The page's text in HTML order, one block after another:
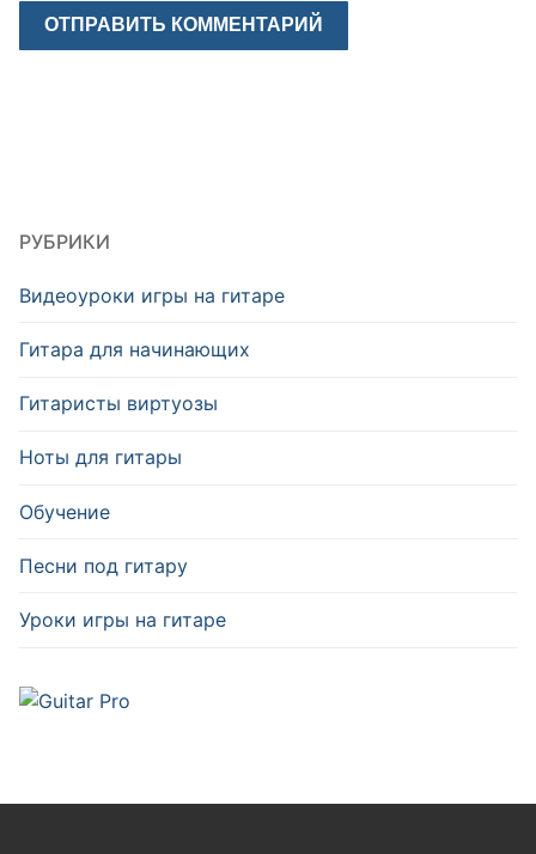
РУБРИКИ
Видеоуроки игры на гитаре
Гитара для начинающих
Гитаристы виртуозы
Ноты для гитары
Обучение
Песни под гитару
Уроки игры на гитаре